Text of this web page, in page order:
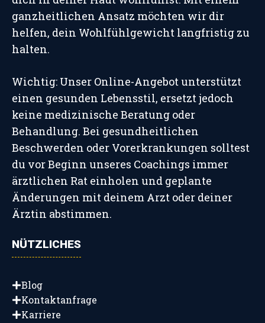
ganzheitlichen Ansatz möchten wir dir
helfen, dein Wohlfühlgewicht langfristig zu
halten.
Wichtig: Unser Online-Angebot unterstützt
einen gesunden Lebensstil, ersetzt jedoch
keine medizinische Beratung oder
Behandlung. Bei gesundheitlichen
Beschwerden oder Vorerkrankungen solltest
du vor Beginn unseres Coachings immer
ärztlichen Rat einholen und geplante
Änderungen mit deinem Arzt oder deiner
Ärztin abstimmen.
NÜTZLICHES
Blog
Kontaktanfrage
Karriere